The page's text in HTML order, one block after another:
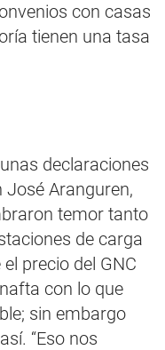
con casas
tienen una tasa
declaraciones
José Aranguren,
temor tanto
de carga
precio del GNC
con lo que
sin embargo
“Eso nos